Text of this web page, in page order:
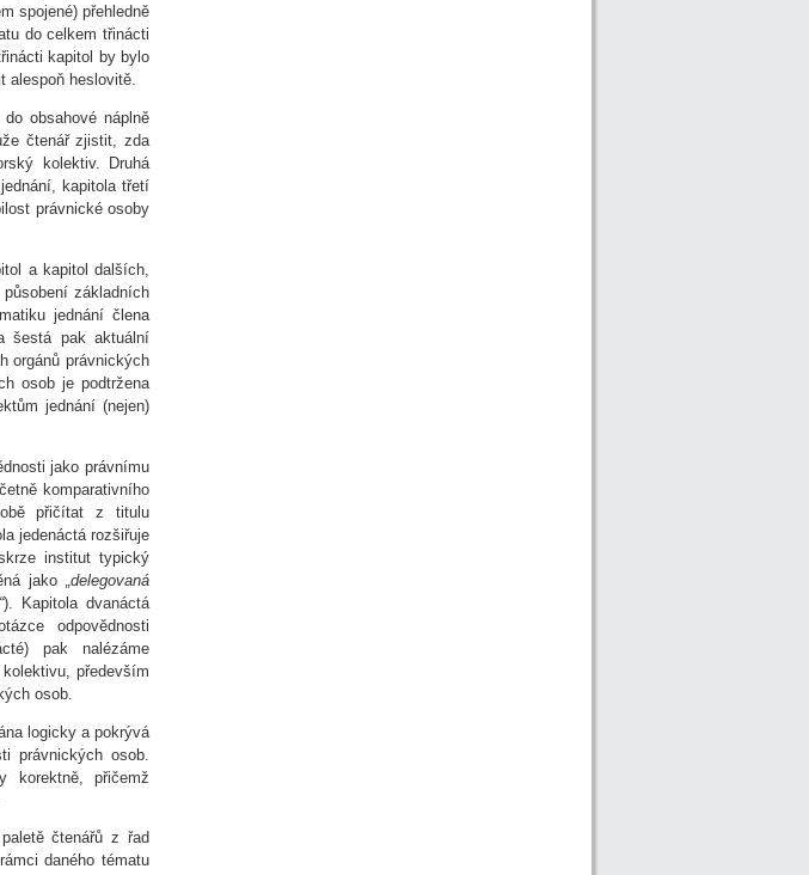
spojené) přehledně
do celkem třinácti
kapitol by bylo
alespoň heslovitě.
obsahové náplně
čtenář zjistit, zda
kolektiv. Druhá
kapitola třetí
právnické osoby
a kapitol dalších,
základních
jednání člena
šestá pak aktuální
orgánů právnických
osob je podtržena
jednání (nejen)
jako právnímu
komparativního
přičítat z titulu
jedenáctá rozšiřuje
institut typický
jako
„delegovaná
). Kapitola dvanáctá
odpovědnosti
pak nalézáme
především
osob.
logicky a pokrývá
právnických osob.
korektně, přičemž
čtenářů z řad
daného tématu